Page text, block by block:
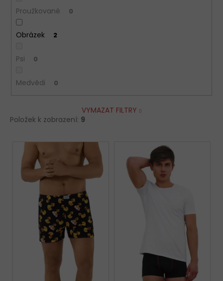
Proužkované 0
Obrázek 2
Psi 0
Medvědi 0
VYMAZAT FILTRY
Položek k zobrazení: 9